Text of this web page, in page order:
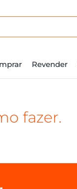
Revender
fazer.